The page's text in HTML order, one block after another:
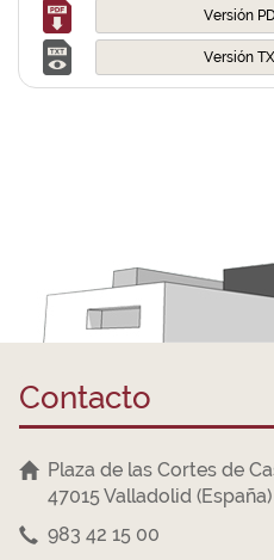
Versión
Versión
Contacto
Plaza de las Cortes de
47015 Valladolid (España)
983 42 15 00